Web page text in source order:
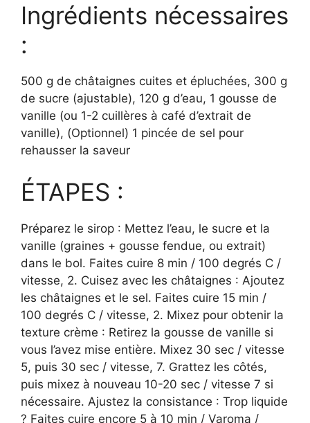
Ingrédients nécessaires
:
500 g de châtaignes cuites et épluchées, 300 g
de sucre (ajustable), 120 g d’eau, 1 gousse de
vanille (ou 1-2 cuillères à café d’extrait de
vanille), (Optionnel) 1 pincée de sel pour
rehausser la saveur
ÉTAPES :
Préparez le sirop : Mettez l’eau, le sucre et la
vanille (graines + gousse fendue, ou extrait)
dans le bol. Faites cuire 8 min / 100 degrés C /
vitesse, 2. Cuisez avec les châtaignes : Ajoutez
les châtaignes et le sel. Faites cuire 15 min /
100 degrés C / vitesse, 2. Mixez pour obtenir la
texture crème : Retirez la gousse de vanille si
vous l’avez mise entière. Mixez 30 sec / vitesse
5, puis 30 sec / vitesse, 7. Grattez les côtés,
puis mixez à nouveau 10-20 sec / vitesse 7 si
nécessaire. Ajustez la consistance : Trop liquide
? Faites cuire encore 5 à 10 min / Varoma /